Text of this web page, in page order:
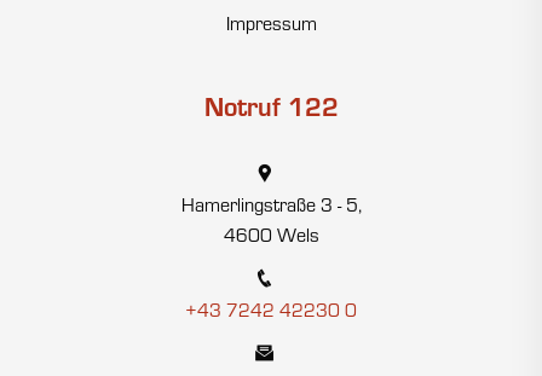
Impressum
Notruf 122
Hamerlingstraße 3 - 5,
4600 Wels
+43 7242 42230 0